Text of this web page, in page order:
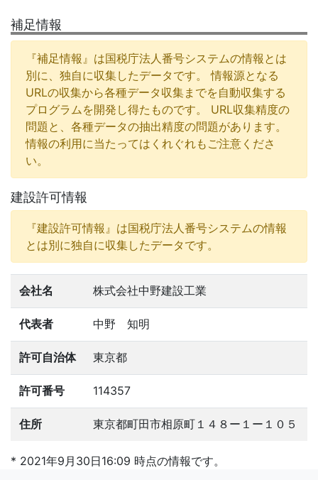
補足情報
『補足情報』は国税庁法人番号システムの情報とは
別に、独自に収集したデータです。 情報源となる
URLの収集から各種データ収集までを自動収集する
プログラムを開発し得たものです。 URL収集精度の
問題と、各種データの抽出精度の問題があります。
情報の利用に当たってはくれぐれもご注意くださ
い。
建設許可情報
『建設許可情報』は国税庁法人番号システムの情報
とは別に独自に収集したデータです。
会社名 株式会社中野建設工業
代表者 中野 知明
許可自治体 東京都
許可番号 114357
住所 東京都町田市相原町１４８ー１ー１０５
* 2021年9月30日16:09 時点の情報です。